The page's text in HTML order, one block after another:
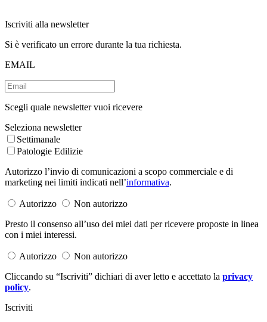
Iscriviti alla newsletter
Si è verificato un errore durante la tua richiesta.
EMAIL
Scegli quale newsletter vuoi ricevere
Seleziona newsletter
Settimanale
Patologie Edilizie
Autorizzo l’invio di comunicazioni a scopo commerciale e di
marketing nei limiti indicati nell’informativa.
Autorizzo
Non autorizzo
Presto il consenso all’uso dei miei dati per ricevere proposte in linea
con i miei interessi.
Autorizzo
Non autorizzo
Cliccando su “Iscriviti” dichiari di aver letto e accettato la privacy
policy.
Iscriviti